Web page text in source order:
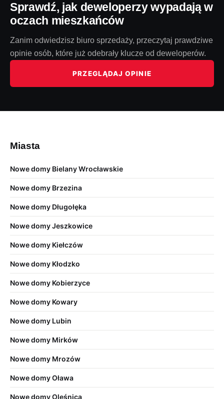
Sprawdź, jak deweloperzy wypadają w
oczach mieszkańców
Zanim odwiedzisz biuro sprzedaży, przeczytaj prawdziwe
opinie osób, które już odebrały klucze od deweloperów.
PRZEGLĄDAJ OPINIE
Miasta
Nowe domy Bielany Wrocławskie
Nowe domy Brzezina
Nowe domy Długołęka
Nowe domy Jeszkowice
Nowe domy Kiełczów
Nowe domy Kłodzko
Nowe domy Kobierzyce
Nowe domy Kowary
Nowe domy Lubin
Nowe domy Mirków
Nowe domy Mrozów
Nowe domy Oława
Nowe domy Oleśnica